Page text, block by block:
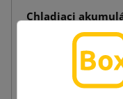
Chladiaci
od